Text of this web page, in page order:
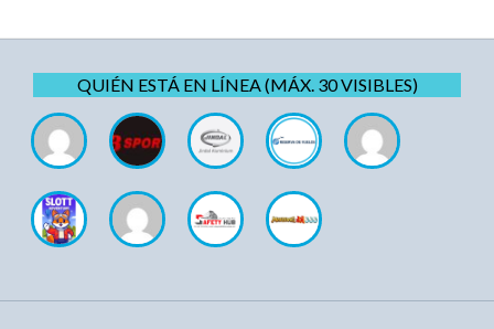
QUIÉN ESTÁ EN LÍNEA (MÁX. 30 VISIBLES)